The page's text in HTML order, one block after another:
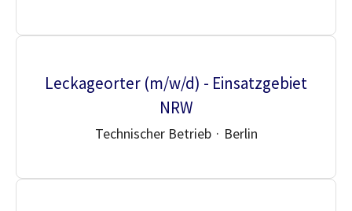
Leckageorter (m/w/d) - Einsatzgebiet
NRW
Technischer Betrieb · Berlin